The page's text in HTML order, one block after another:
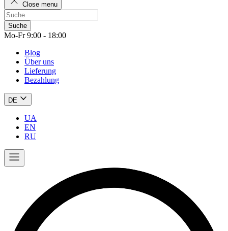
Close menu
Suche
Mo-Fr 9:00 - 18:00
Blog
Über uns
Lieferung
Bezahlung
DE
UA
EN
RU